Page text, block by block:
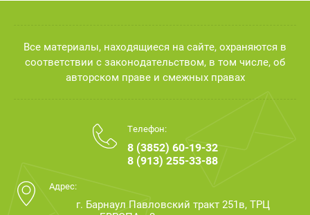
Телефон:
8 (3852) 60-19-32
8 (913) 255-33-88
Адрес:
г. Барнаул Павловский тракт 251в, ТРЦ
Все материалы, находящиеся на сайте, охраняются в
соответствии с законодательством, в том числе, об
авторском праве и смежных правах